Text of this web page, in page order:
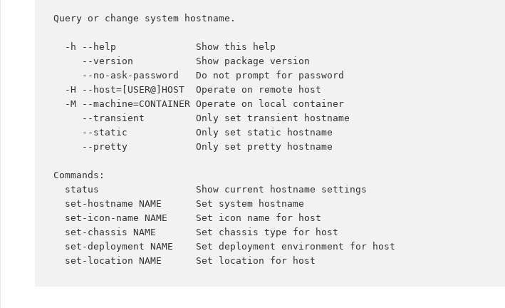
Query or change system hostname.
Commands:
  set-location NAME      Set location for host